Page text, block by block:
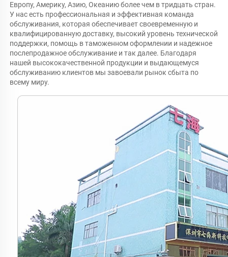
Европу, Америку, Азию, Океанию более чем в тридцать стран.
У нас есть профессиональная и эффективная команда
обслуживания, которая обеспечивает своевременную и
квалифицированную доставку, высокий уровень технической
поддержки, помощь в таможенном оформлении и надежное
послепродажное обслуживание и так далее. Благодаря
нашей высококачественной продукции и выдающемуся
обслуживанию клиентов мы завоевали рынок сбыта по
всему миру.